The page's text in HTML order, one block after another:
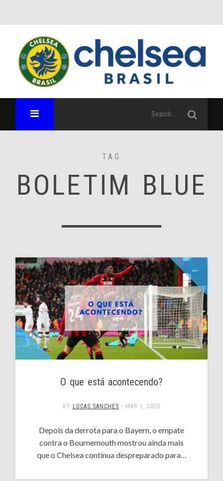
TAG
BOLETIM BLUE
O que está acontecendo?
BY LUCAS SANCHES • MAR 1, 2020
Depois da derrota para o Bayern, o empate
contra o Bournemouth mostrou ainda mais
que o Chelsea continua despreparado para…